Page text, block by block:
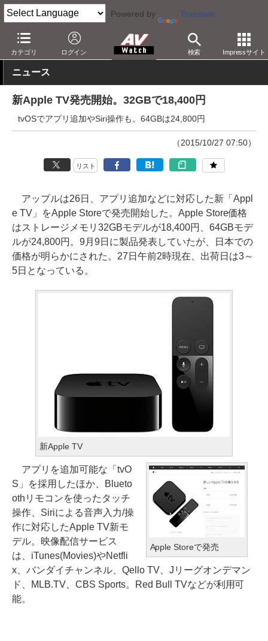
Powered by Translate
カテゴリ ログイン 検索 Impressサイト
AV Watch 製品 メディアプレーヤー Apple TV
ニュース
新Apple TV発売開始。32GBで18,400円
tvOSでアプリ追加やSiri操作も。64GBは24,800円
（2015/10/27 07:50）
リスト
アップルは26日、アプリ追加などに対応した新「Appl
e TV」をApple Storeで発売開始した。Apple Store価格
はストレージメモリ32GBモデルが18,400円、64GBモデ
ルが24,800円。9月9日に製品発表していたが、日本での
価格が明らかにされた。27日午前2時現在、出荷日は3～
5日となっている。
新Apple TV
Apple Storeで発売
アプリを追加可能な「tvO
S」を採用したほか、Blueto
othリモコンを使ったタッチ
操作、Siriによる音声入力/操
作に対応したApple TV新モ
デル。映像配信サービス
は、iTunes(Movies)やNetfli
x、バンダイチャンネル、Qello TV、Jリーグオンデマン
ド、MLB.TV、CBS Sports。Red Bull TVなどが利用可
能。